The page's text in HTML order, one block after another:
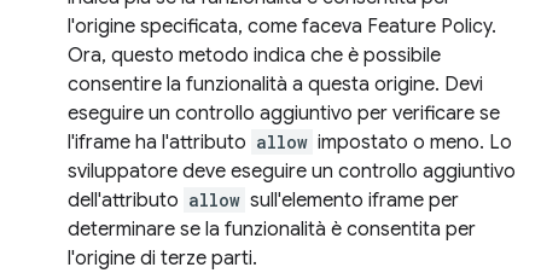
l'origine specificata, come faceva Feature Policy.
Ora, questo metodo indica che è possibile
consentire la funzionalità a questa origine. Devi
eseguire un controllo aggiuntivo per verificare se
l'iframe ha l'attributo allow impostato o meno. Lo
sviluppatore deve eseguire un controllo aggiuntivo
dell'attributo allow sull'elemento iframe per
determinare se la funzionalità è consentita per
l'origine di terze parti.